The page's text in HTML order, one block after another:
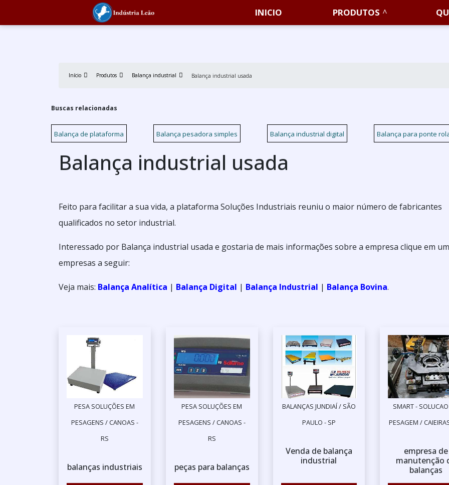
INICIO PRODUTOS
Início Produtos Balança industrial Balança industrial usada
Buscas relacionadas
Balança de plataforma Balança pesadora simples Balança industrial digital Balança para ponte
Balança industrial usada
Feito para facilitar a sua vida, a plataforma Soluções Industriais reuniu o maior número de fabricantes
qualificados no setor industrial.
Interessado por Balança industrial usada e gostaria de mais informações sobre a empresa clique em
empresas a seguir:
Veja mais: Balança Analítica | Balança Digital | Balança Industrial | Balança Bovina.
PESA SOLUÇÕES EM
PESAGENS / CANOAS -
RS
balanças industriais
PESA SOLUÇÕES EM
PESAGENS / CANOAS -
RS
peças para balanças
BALANÇAS JUNDIAÍ / SÃO
PAULO - SP
Venda de balança
industrial
SMART -
PESAGEM /
empresa de
manutenção
balanças